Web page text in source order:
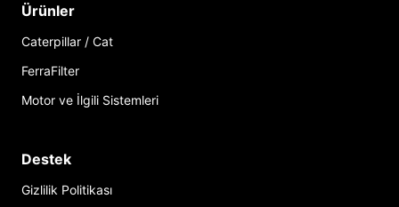
Ürünler
Caterpillar / Cat
FerraFilter
Motor ve İlgili Sistemleri
Destek
Gizlilik Politikası